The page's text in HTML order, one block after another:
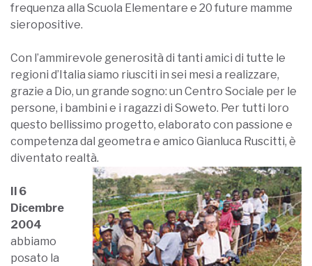
frequenza alla Scuola Elementare e 20 future mamme
sieropositive.
Con l’ammirevole generosità di tanti amici di tutte le
regioni d’Italia siamo riusciti in sei mesi a realizzare,
grazie a Dio, un grande sogno: un Centro Sociale per le
persone, i bambini e i ragazzi di Soweto. Per tutti loro
questo bellissimo progetto, elaborato con passione e
competenza dal geometra e amico Gianluca Ruscitti, è
diventato realtà.
Il 6
Dicembre
2004
abbiamo
posato la